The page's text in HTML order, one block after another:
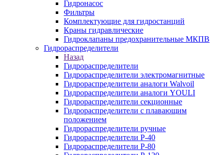
Гидронасос
Фильтры
Комплектующие для гидростанций
Краны гидравлические
Гидроклапаны предохранительные МКПВ
Гидрораспределители
Назад
Гидрораспределители
Гидрораспределители электромагнитные
Гидрораспределители аналоги Walvoil
Гидрораспределители аналоги YOULI
Гидрораспределители секционные
Гидрораспределители с плавающим
положением
Гидрораспределители ручные
Гидрораспределители Р-40
Гидрораспределители Р-80